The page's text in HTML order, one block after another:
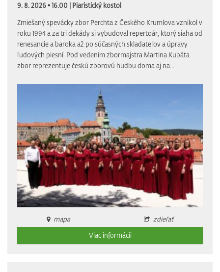
9. 8. 2026 • 16.00 | Piaristický kostol
Zmiešaný spevácky zbor Perchta z Českého Krumlova vznikol v
roku 1994 a za tri dekády si vybudoval repertoár, ktorý siaha od
renesancie a baroka až po súčasných skladateľov a úpravy
ľudových piesní. Pod vedením zbormajstra Martina Kubáta
zbor reprezentuje českú zborovú hudbu doma aj na...
mapa
zdieľať
Viac informácii